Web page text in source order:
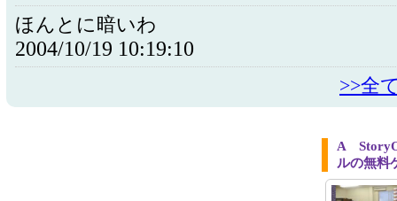
ほんとに暗いわ
2004/10/19 10:19:10
>>全
A
ルの無料